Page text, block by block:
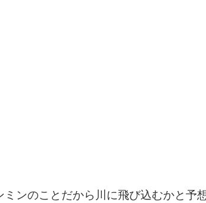
ミンのことだから川に飛び込むかと予